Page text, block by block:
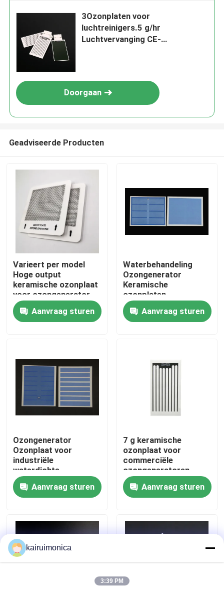
Thuis
Video's
VR toon
Fabrieksreis
Kwaliteitscontrole
Contact de V.S.
Nieuws
Verzoek om een Citaat
3Ozonplaten voor
luchtreinigers.5 g/hr
Luchtvervanging CE-
Doorgaan
Geadviseerde Producten
Varieert per model
Hoge output
keramische ozonplaat
voor ozongenerator
luchtreiniger
Aanvraag sturen
Waterbehandeling
Ozongenerator
Keramische
ozonplaten
Aanvraag sturen
Ozongenerator
Ozonplaat voor
industriële
waterdichte
ozonsystemen
Aanvraag sturen
7 g keramische
ozonplaat voor
commerciële
ozongeneratoren
Aanvraag sturen
kairuimonica
3:39 PM